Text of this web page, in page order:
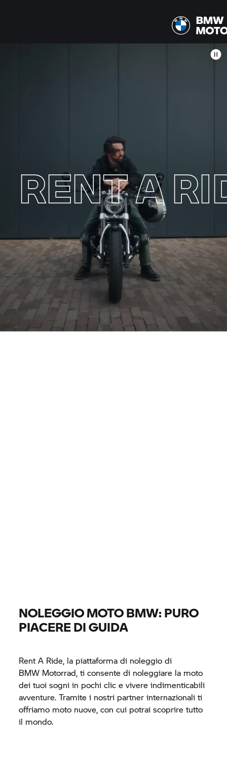
RENT A
Tutti i modelli | 14.08.2026 - 17.08.2026 |
NOLEGGIO MOTO BMW: PURO
PIACERE DI GUIDA
Rent A Ride, la piattaforma di noleggio di
BMW Motorrad, ti consente di noleggiare la moto
dei tuoi sogni in pochi clic e vivere indimenticabili
avventure. Tramite i nostri partner internazionali ti
offriamo moto nuove, con cui potrai scoprire tutto
il mondo.